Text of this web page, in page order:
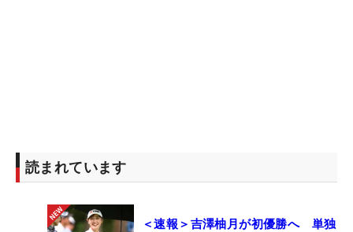
読まれています
＜速報＞吉澤柚月が初優勝へ 単独